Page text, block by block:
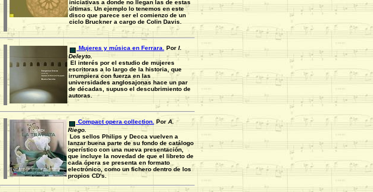
iniciativas a donde no llegan las de estas
últimas. Un ejemplo lo tenemos en este
disco que parece ser el comienzo de un
ciclo Bruckner a cargo de Colin Davis.
Mujeres y música en Ferrara. PorI.
Deleyto.
El interés por el estudio de mujeres
escritoras a lo largo de la historia, que
irrumpiera con fuerza en las
universidades anglosajonas hace un par
de décadas, supuso el descubrimiento de
autoras.
Compact opera collection. PorA.
Riego.
Los sellos Philips y Decca vuelven a
lanzar buena parte de su fondo de catálogo
operístico con una nueva presentación,
que incluye la novedad de que el libreto de
cada ópera se presenta en formato
electrónico, como un fichero dentro de los
propios CD's.